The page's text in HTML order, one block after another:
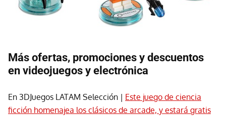
Más ofertas, promociones y descuentos
en videojuegos y electrónica
En 3DJuegos LATAM Selección | Este juego de ciencia
ficción homenajea los clásicos de arcade, y estará gratis